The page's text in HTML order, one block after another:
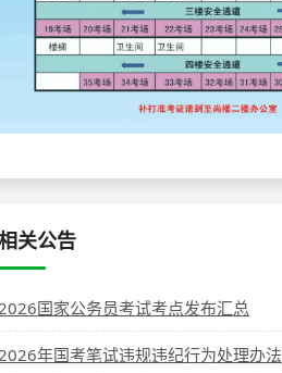
关公告
国家公务员考试考点发布汇总
年国考笔试违规违纪行为处理办法